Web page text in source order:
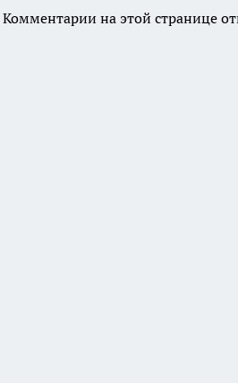
Комментарии на этой странице